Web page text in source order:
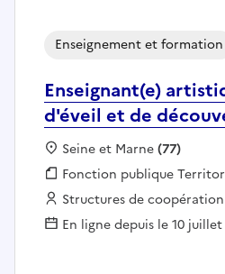
Enseignant(e)
d'éveil et de
Enseignement et formation
Localisation :
Seine et Marne(77)
Fonction publique :
Fonction publique
Employeur :
Structures de
En ligne depuis le 10 juillet